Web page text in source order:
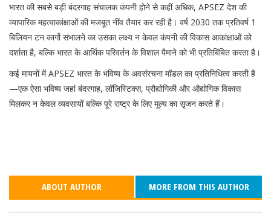
भारत की सबसे बड़ी बंदरगाह संचालक कंपनी होने से कहीं अधिक, APSEZ देश की
व्यापारिक महत्वाकांक्षाओं की मजबूत नींव तैयार कर रही है। वर्ष 2030 तक प्रतिवर्ष 1
बिलियन टन कार्गो संभालने का उसका लक्ष्य न केवल कंपनी की विकास आकांक्षाओं को
दर्शाता है, बल्कि भारत के आर्थिक परिवर्तन के विशाल पैमाने को भी प्रतिबिंबित करता है।
कई मायनों में APSEZ भारत के भविष्य के अवसंरचना मॉडल का प्रतिनिधित्व करती है
—एक ऐसा भविष्य जहां बंदरगाह, लॉजिस्टिक्स, प्रौद्योगिकी और औद्योगिक विकास
मिलकर न केवल व्यवसायों बल्कि पूरे राष्ट्र के लिए मूल्य का सृजन करते हैं।
ABOUT AUTHOR MORE FROM THIS AUTHOR